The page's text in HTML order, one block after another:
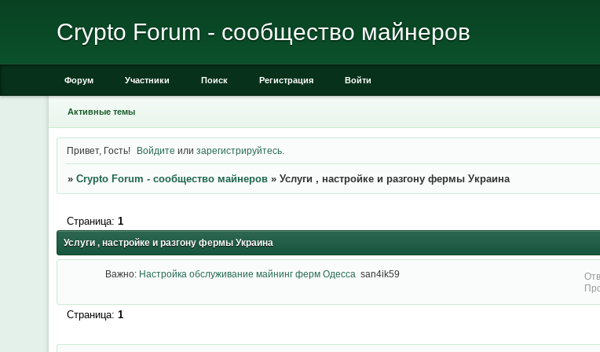
Crypto Forum - сообщество майнеров
Форум Участники Поиск Регистрация Войти
Активные темы
Привет, Гость! Войдите илизарегистрируйтесь
» Crypto Forum - сообщество майнеров » Услуги , настройке и разгону фермы Украина
Услуги , настройке и разгону фермы Украина
Страница: 1
Важно: Настройка обслуживание майнинг ферм Одесса san4ik59
Страница: 1